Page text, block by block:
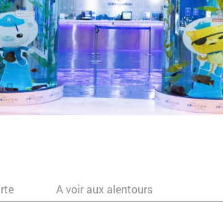
A voir aux alentours